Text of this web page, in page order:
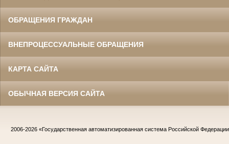
ОБРАЩЕНИЯ ГРАЖДАН
ВНЕПРОЦЕССУАЛЬНЫЕ ОБРАЩЕНИЯ
КАРТА САЙТА
ОБЫЧНАЯ ВЕРСИЯ САЙТА
2006-2026 «Государственная автоматизированная система Российской